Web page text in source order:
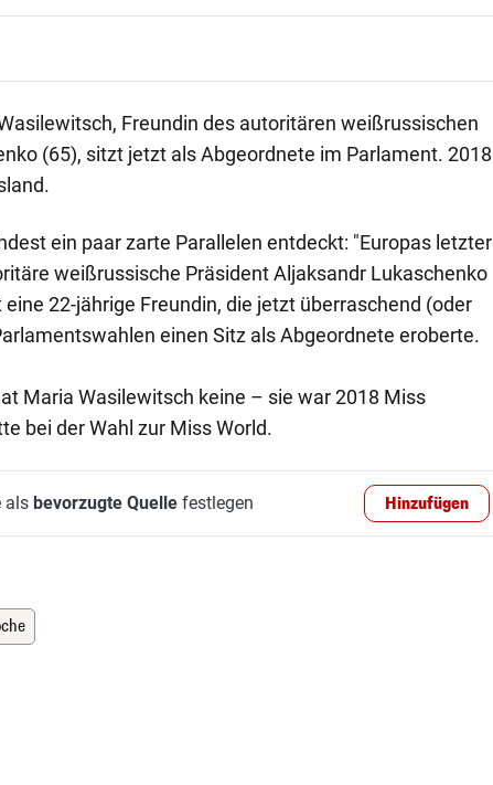
Freundin des autoritären weißrussischen
(65), sitzt jetzt als Abgeordnete im Parlament. 2018
ein paar zarte Parallelen entdeckt: "Europas letzter
weißrussische Präsident Aljaksandr Lukaschenko
22-jährige Freundin, die jetzt überraschend (oder
einen Sitz als Abgeordnete eroberte.
Maria Wasilewitsch keine – sie war 2018 Miss
bei der Wahl zur Miss World.
als bevorzugte Quellefestlegen Hinzufügen